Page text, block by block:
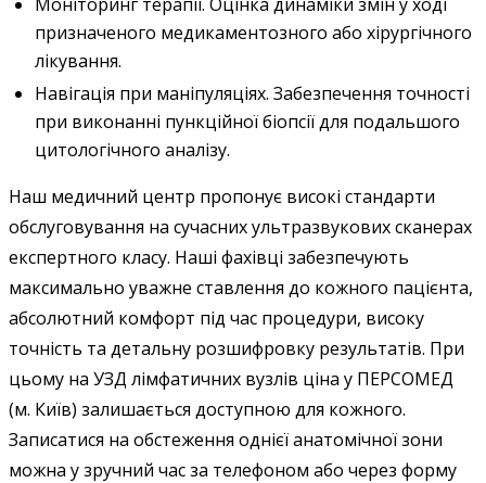
призначеного медикаментозного або хірургічного
лікування.
Навігація при маніпуляціях. Забезпечення точності
при виконанні пункційної біопсії для подальшого
цитологічного аналізу.
Наш медичний центр пропонує високі стандарти
обслуговування на сучасних ультразвукових сканерах
експертного класу. Наші фахівці забезпечують
максимально уважне ставлення до кожного пацієнта,
абсолютний комфорт під час процедури, високу
точність та детальну розшифровку результатів. При
цьому на УЗД лімфатичних вузлів ціна у ПЕРСОМЕД
(м. Київ) залишається доступною для кожного.
Записатися на обстеження однієї анатомічної зони
можна у зручний час за телефоном або через форму